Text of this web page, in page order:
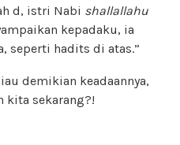
d, istri Nabi shallallahu
kepadaku, ia
seperti hadits di atas.”
demikian keadaannya,
kita sekarang?!